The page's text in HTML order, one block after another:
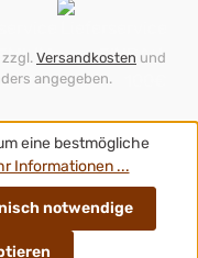
Versandkosten und
angegeben.
eine bestmögliche
Informationen ...
notwendige